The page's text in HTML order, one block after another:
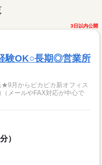
3日以内公開
験OK○長期◎営業所
月からピカピカ新オフィス
メールやFAX対応が中心で
）